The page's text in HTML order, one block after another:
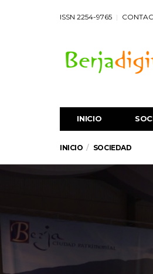
ISSN 2254-9765
INICIO
INICIO SOCIEDAD